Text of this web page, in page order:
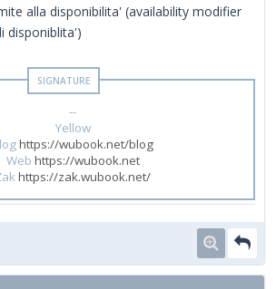
alla disponibilita' (availability modifier
disponiblita')
--
Yellow
https://wubook.net/blog
Web https://wubook.net
https://zak.wubook.net/